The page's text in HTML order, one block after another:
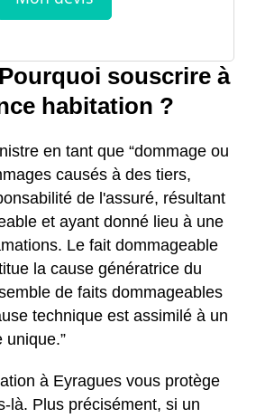
souscrire à
habitation ?
en tant que “dommage ou
causés à des tiers,
de l'assuré, résultant
et ayant donné lieu à une
Le fait dommageable
la cause génératrice du
de faits dommageables
technique est assimilé à un
unique.”
à Eyragues vous protège
là. Plus précisément, si un